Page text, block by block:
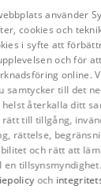
Arkitektur
MED
använder
cookies och
i syfte att
och för
online.
samtycker till det
återkalla ditt
rätt till tillgång,
rättelse,
och rätt att
en
och